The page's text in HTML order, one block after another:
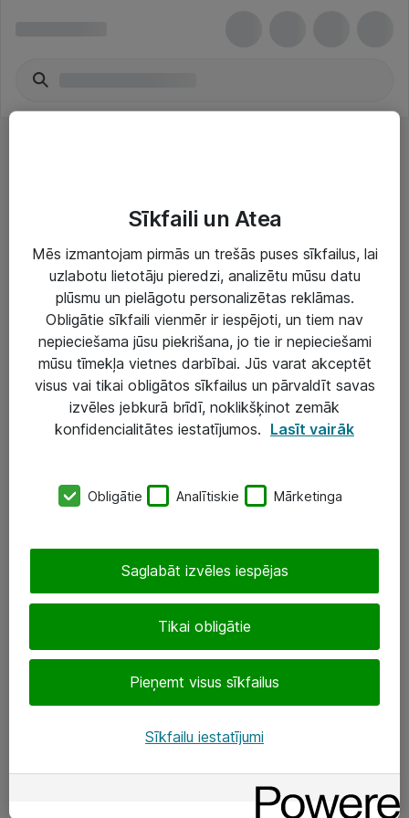
Risinājumi & Pakalpojumi
IT serviss un atbalsts
IT infrastruktūra
Darba vietu IT risinājumi
SIA „ATEA”
+(371) 67 81 90 50
eShop@atea.lv
Sekojiet mums
Sīkfaili un Atea
Mēs izmantojam pirmās un trešās puses sīkfailus, lai
uzlabotu lietotāju pieredzi, analizētu mūsu datu
plūsmu un pielāgotu personalizētas reklāmas.
Obligātie sīkfaili vienmēr ir iespējoti, un tiem nav
nepieciešama jūsu piekrišana, jo tie ir nepieciešami
mūsu tīmekļa vietnes darbībai. Jūs varat akceptēt
visus vai tikai obligātos sīkfailus un pārvaldīt savas
izvēles jebkurā brīdī, noklikšķinot zemāk
konfidencialitātes iestatījumos. Lasīt vairāk
Obligātie Analītiskie Mārketinga
Tikai obligātie
Pieņemt visus sīkfailus
Saglabāt izvēles iespējas
Sīkfailu iestatījumi